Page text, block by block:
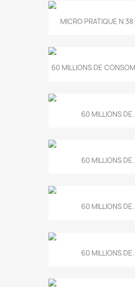
MICRO PRATIQUE N
60 MILLIONS DE
60 MILLIONS
60 MILLIONS
60 MILLIONS
60 MILLIONS